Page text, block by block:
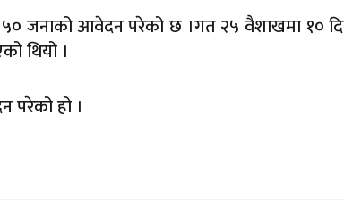
५० जनाको आवेदन परेको छ ।गत २५ वैशाखमा १०
थियो ।
परेको हो ।